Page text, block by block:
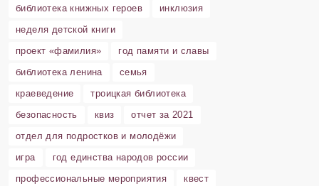
библиотека книжных героев
инклюзия
неделя детской книги
проект «фамилия»
год памяти и славы
библиотека ленина
семья
краеведение
троицкая библиотека
безопасность
квиз
отчет за 2021
отдел для подростков и молодёжи
игра
год единства народов россии
профессиональные мероприятия
квест